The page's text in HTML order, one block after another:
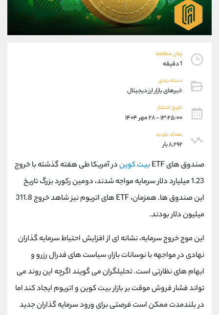
زمان مطالعه
1 دقیقه
دسته بندی
خبرهای بازار ارز دیجیتال
تاریخ انتشار
۱۳:۲۵:۰۰ - ۲۸ مهر ۱۴۰۴
تعداد بازدید
۸,۲۹۲ بار
صندوق های ETF بیت کویندر آمریکا طی هفته گذشته با خروج
1.23 میلیارد دلار سرمایه مواجه شدند، دومین رکورد بزرگ تاریخ
این صندوق ها. همزمان، ETF های اتریوم نیز شاهد خروج 311.8
میلیون دلار بودند.
این موج خروج سرمایه، نشانه ای از افزایش احتیاط سرمایه گذاران
نهادی در مواجهه با نوسانات بازار، سیاست های فدرال رزرو و
ابهام‌ های نظارتی است. تحلیلگران می گویند اگرچه این روند می
تواند فشار فروش موقت بر بازار بیت کوین و اتریوم ایجاد کند اما
در بلندمدت ممکن است فرصتی برای ورود سرمایه گذاران جدید
09927779040
واتساپ شروع گفتگو
تلگرام
پشتیبان فروش
موبایل
واتساپ
تلگرام
داخلی
اطلاعات تماس
تلفن 021-22021030
بدون پیش شماره 90001030
اینستاگرام @alireza.mehrabii
کانال تلگرام